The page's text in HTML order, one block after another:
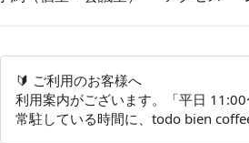
トピックス
🔰 ご利用のお客様へ
利用案内がございます。「平日
常駐している時間に、todo bien